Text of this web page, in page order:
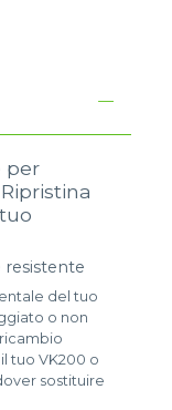
per
del tuo
o non
tuo VK200 o
sostituire